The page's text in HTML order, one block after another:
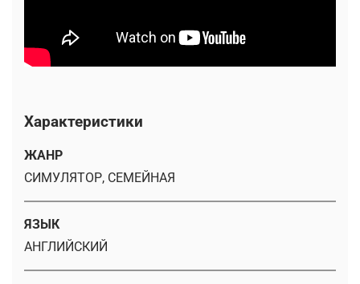
Характеристики
ЖАНР
СИМУЛЯТОР, СЕМЕЙНАЯ
ЯЗЫК
АНГЛИЙСКИЙ